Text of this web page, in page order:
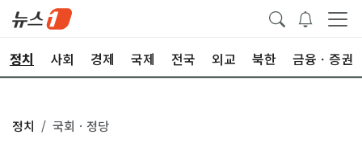
정치 사회 경제 국제 전국 외교 북한 금융ㆍ증권
정치 국회ㆍ정당